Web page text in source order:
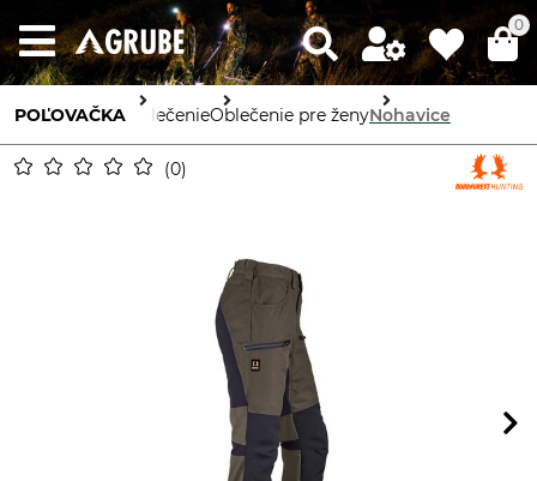
0
POĽOVAČKA OblečenieOblečenie pre ženyNohavice
0